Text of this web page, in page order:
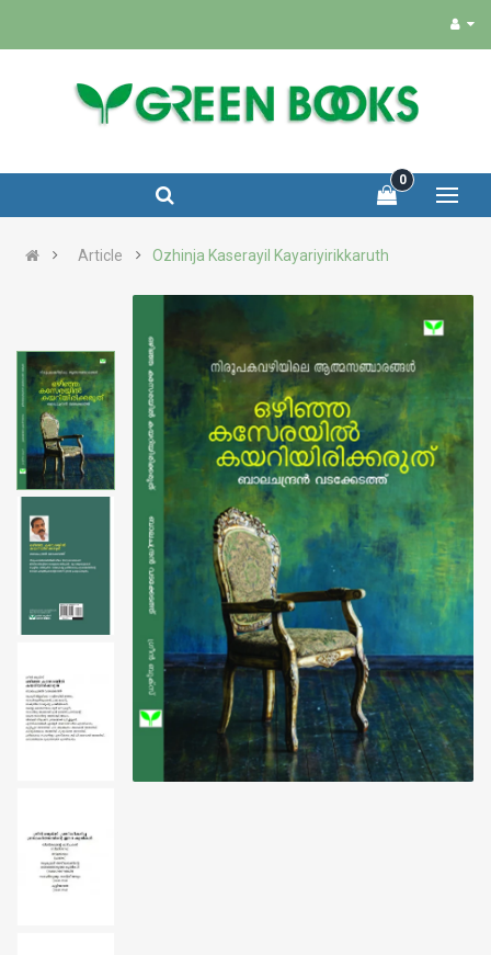
0
Article Ozhinja Kaserayil Kayariyirikkaruth